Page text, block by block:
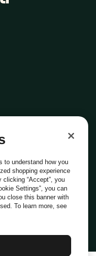
Cookie
Etico
DPO: dpo@everli.com
to understand how you
shopping experience
“Accept”, you
Settings”, you can
close this banner with
To learn more, see